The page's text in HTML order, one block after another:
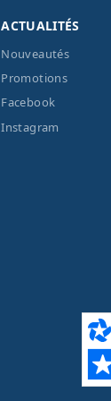
ACTUALITÉS
Nouveautés
Promotions
Facebook
Instagram